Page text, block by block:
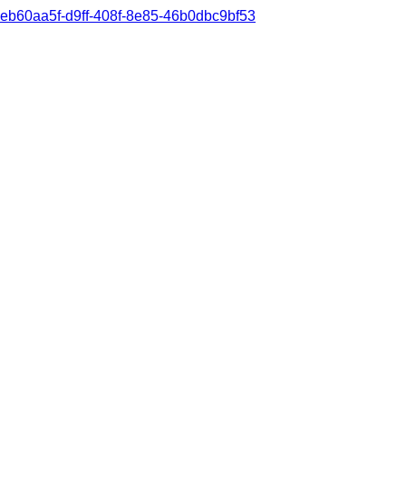
eb60aa5f-d9ff-408f-8e85-46b0dbc9bf53